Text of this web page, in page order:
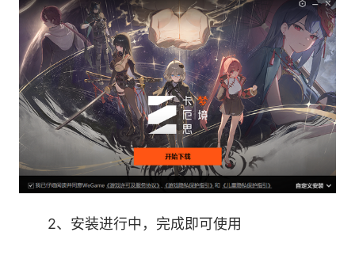
中文配音——全角色全剧情中文配音上线
体验优化——剧情与局内事件加速，部分玩法
“护肝”体验上线
2、安装进行中，完成即可使用